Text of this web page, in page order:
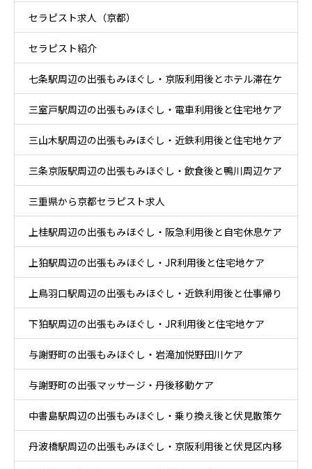
セラピスト求人（京都）
セラピスト紹介
七条駅周辺の出張もみほぐし・京阪利用後とホテル滞在ケ
ア
三室戸駅周辺の出張もみほぐし・電車利用後と住宅地ケア
三山木駅周辺の出張もみほぐし・近鉄利用後と住宅地ケア
三条京阪駅周辺の出張もみほぐし・飲食後と鴨川周辺ケア
三重県から京都セラピスト求人
上桂駅周辺の出張もみほぐし・阪急利用後と自宅休息ケア
上狛駅周辺の出張もみほぐし・JR利用後と住宅地ケア
上鳥羽口駅周辺の出張もみほぐし・近鉄利用後と仕事帰り
ケア
下狛駅周辺の出張もみほぐし・JR利用後と住宅地ケア
与謝野町の出張もみほぐし・岩滝加悦野田川ケア
与謝野町の出張マッサージ・丹後移動ケア
中書島駅周辺の出張もみほぐし・乗り換え後と伏見散策ケ
ア
丹波橋駅周辺の出張もみほぐし・京阪利用後と伏見区内移